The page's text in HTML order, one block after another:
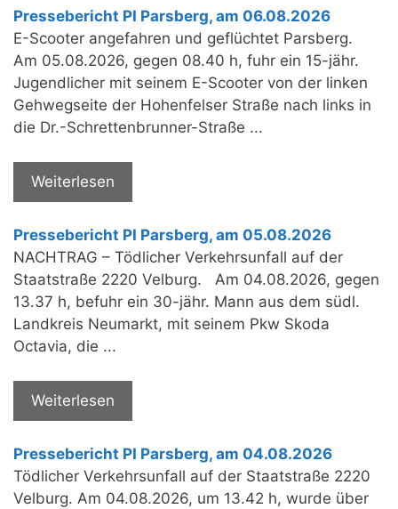
Pressebericht PI Parsberg, am 06.08.2026
E-Scooter angefahren und geflüchtet Parsberg.
Am 05.08.2026, gegen 08.40 h, fuhr ein 15-jähr.
Jugendlicher mit seinem E-Scooter von der linken
Gehwegseite der Hohenfelser Straße nach links in
die Dr.-Schrettenbrunner-Straße ...
Weiterlesen
Pressebericht PI Parsberg, am 05.08.2026
NACHTRAG – Tödlicher Verkehrsunfall auf der
Staatstraße 2220 Velburg. Am 04.08.2026, gegen
13.37 h, befuhr ein 30-jähr. Mann aus dem südl.
Landkreis Neumarkt, mit seinem Pkw Skoda
Octavia, die ...
Weiterlesen
Pressebericht PI Parsberg, am 04.08.2026
Tödlicher Verkehrsunfall auf der Staatstraße 2220
Velburg. Am 04.08.2026, um 13.42 h, wurde über